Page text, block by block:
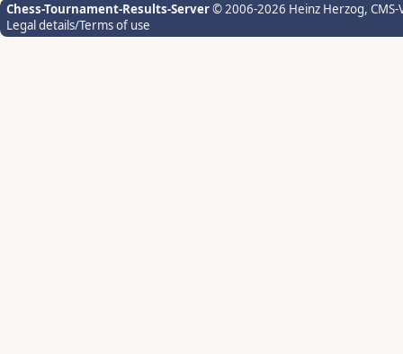
Chess-Tournament-Results-Server© 2006-2026 Heinz Herzog,
Legal details/Terms of use